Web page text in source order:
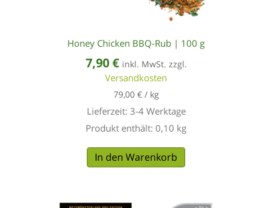
Honey Chicken BBQ-Rub | 100 g
7,90€ inkl. MwSt. zzgl.
Versandkosten
79,00 €/ kg
Lieferzeit: 3-4 Werktage
Produkt enthält: 0,10 kg
In den Warenkorb